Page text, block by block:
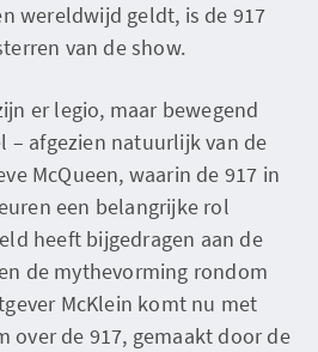
wereldwijd geldt, is de 917
van de show.
er legio, maar bewegend
– afgezien natuurlijk van de
McQueen, waarin de 917 in
een belangrijke rol
heeft bijgedragen aan de
de mythevorming rondom
McKlein komt nu met
over de 917, gemaakt door de